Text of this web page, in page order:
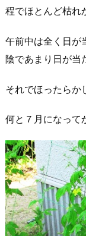
程でほとんど枯れ
午前中は全く日が
陰であまり日が当
それでほったらか
何と７月になって